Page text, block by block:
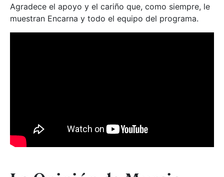
Agradece el apoyo y el cariño que, como siempre, le
muestran Encarna y todo el equipo del programa.